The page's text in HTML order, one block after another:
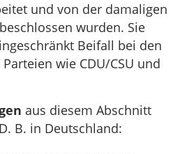
und von der damaligen
wurden. Sie
Beifall bei den
wie CDU/CSU und
aus diesem Abschnitt
B. in Deutschland: